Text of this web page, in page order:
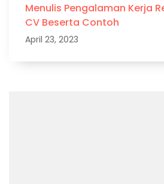
Menulis Pengalaman Kerja
CV Beserta Contoh
April 23, 2023